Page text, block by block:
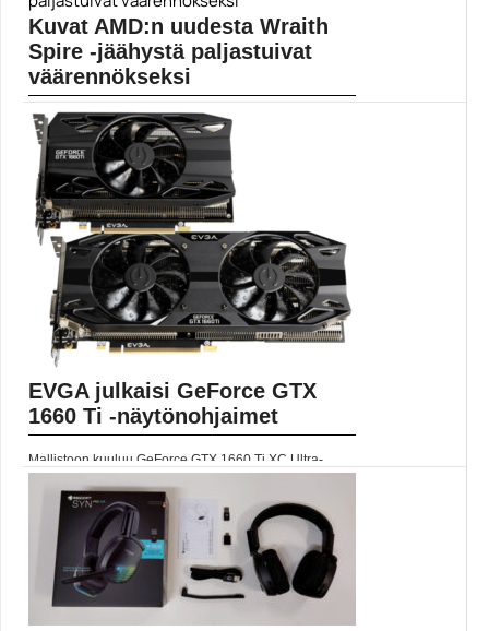
Acer
Kuvat AMD:n uudesta Wraith
Spire -jäähystä paljastuivat
väärennökseksi
AMD ei ole tällä tietoa muokkaamassa Wraith Spire...
AMD
EVGA julkaisi GeForce GTX
1660 Ti -näytönohjaimet
Mallistoon kuuluu GeForce GTX 1660 Ti XC Ultra-,...